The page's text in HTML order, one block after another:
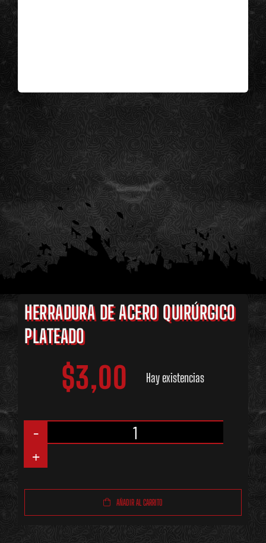
HERRADURA DE ACERO QUIRÚRGICO
PLATEADO
$3,00 Hay existencias
de
Quirúrgico
AÑADIR AL CARRITO